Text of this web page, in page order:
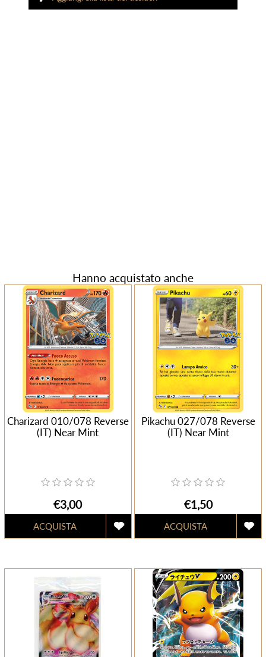
Hanno acquistato anche
Charizard 010/078 Reverse
(IT) Near Mint
€3,00
Pikachu 027/078 Reverse
(IT) Near Mint
€1,50